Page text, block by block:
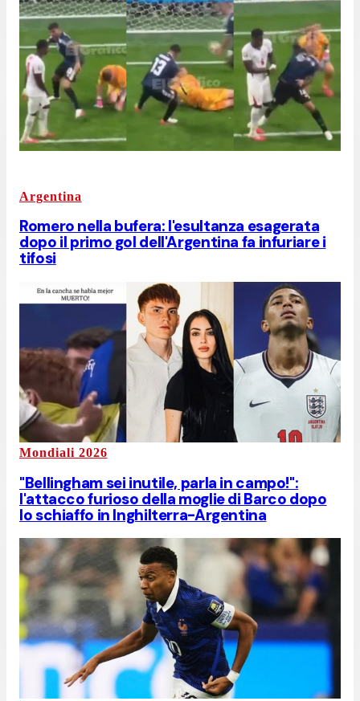
Argentina
Romero nella bufera: l'esultanza esagerata
dopo il primo gol dell'Argentina fa infuriare i
tifosi
Mondiali 2026
"Bellingham sei inutile, parla in campo!":
l'attacco furioso della moglie di Barco dopo
lo schiaffo in Inghilterra-Argentina